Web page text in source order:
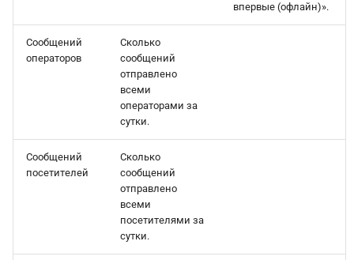
впервые (офлайн)».
Сообщений
операторов
Сколько
сообщений
отправлено
всеми
операторами за
сутки.
Сообщений
посетителей
Сколько
сообщений
отправлено
всеми
посетителями за
сутки.